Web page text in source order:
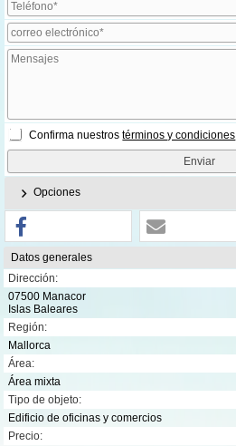
Confirma nuestrostérminos y condiciones
Opciones
Datos generales
Dirección:
07500 Manacor
Islas Baleares
Región:
Mallorca
Área:
Área mixta
Tipo de objeto:
Edificio de oficinas y comercios
Precio: